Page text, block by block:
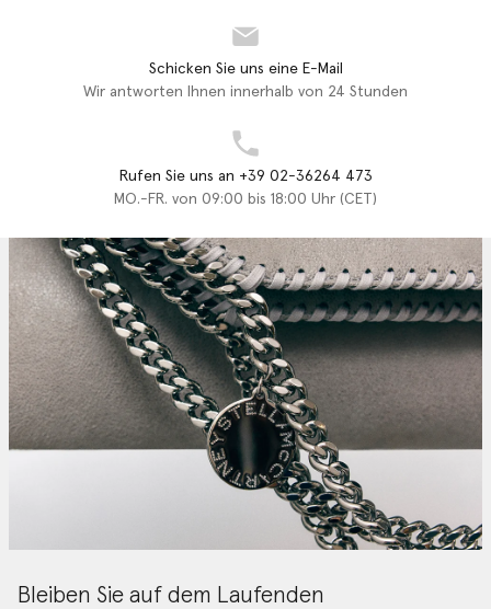
Schicken Sie uns eine E-Mail
Wir antworten Ihnen innerhalb von 24 Stunden
Rufen Sie uns an +39 02-36264 473
MO.-FR. von 09:00 bis 18:00 Uhr (CET)
Bleiben Sie auf dem Laufenden